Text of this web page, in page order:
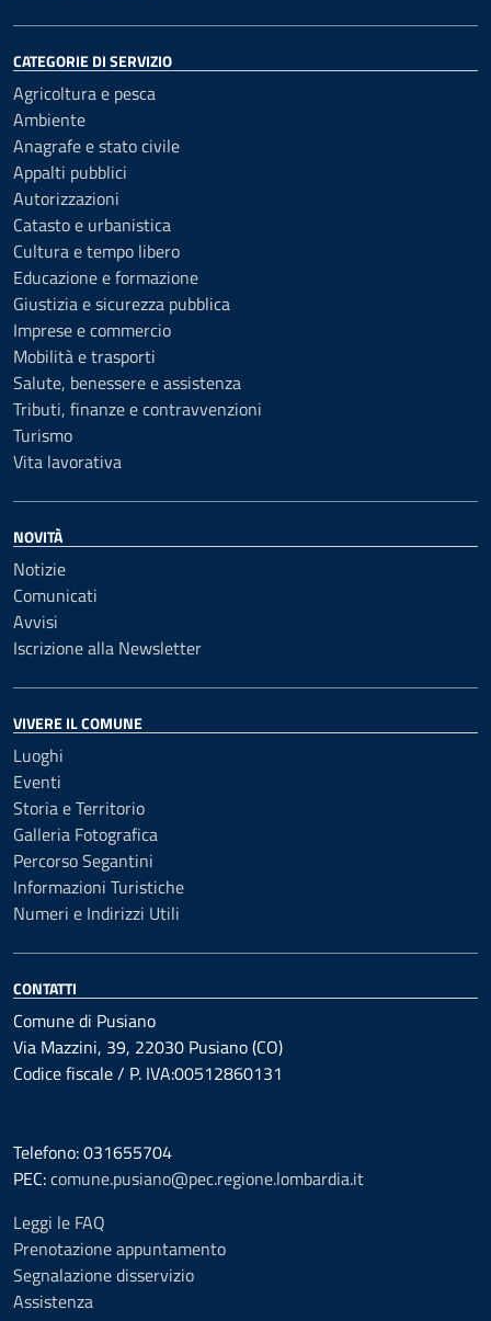
CATEGORIE DI SERVIZIO
Agricoltura e pesca
Ambiente
Anagrafe e stato civile
Appalti pubblici
Autorizzazioni
Catasto e urbanistica
Cultura e tempo libero
Educazione e formazione
Giustizia e sicurezza pubblica
Imprese e commercio
Mobilità e trasporti
Salute, benessere e assistenza
Tributi, finanze e contravvenzioni
Turismo
Vita lavorativa
NOVITÀ
Notizie
Comunicati
Avvisi
Iscrizione alla Newsletter
VIVERE IL COMUNE
Luoghi
Eventi
Storia e Territorio
Galleria Fotografica
Percorso Segantini
Informazioni Turistiche
Numeri e Indirizzi Utili
CONTATTI
Comune di Pusiano
Via Mazzini, 39, 22030 Pusiano (CO)
Codice fiscale / P. IVA:00512860131
Telefono: 031655704
PEC:comune.pusiano@pec.regione.lombardia.it
Leggi le FAQ
Prenotazione appuntamento
Segnalazione disservizio
Assistenza